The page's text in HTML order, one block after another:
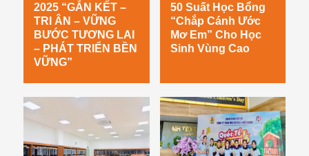
2025 “GẮN KẾT –
TRI ÂN – VỮNG
BƯỚC TƯƠNG LAI
– PHÁT TRIỂN BỀN
VỮNG”
50 Suất Học Bổng
“Chắp Cánh Ước
Mơ Em” Cho Học
Sinh Vùng Cao